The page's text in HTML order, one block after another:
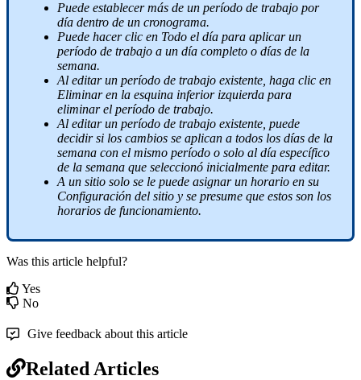
Puede establecer más de un período de trabajo por
día dentro de un cronograma.
Puede hacer clic en Todo el día para aplicar un
período de trabajo a un día completo o días de la
semana.
Al editar un período de trabajo existente, haga clic en
Eliminar en la esquina inferior izquierda para
eliminar el período de trabajo.
Al editar un período de trabajo existente, puede
decidir si los cambios se aplican a todos los días de la
semana con el mismo período o solo al día específico
de la semana que seleccionó inicialmente para editar.
A un sitio solo se le puede asignar un horario en su
Configuración del sitio y se presume que estos son los
horarios de funcionamiento.
Was this article helpful?
Yes
No
Give feedback about this article
Related Articles